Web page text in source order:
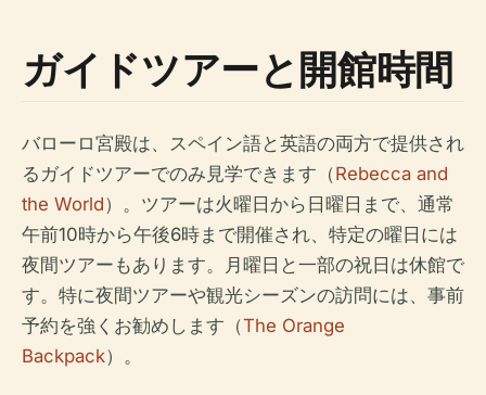
ガイドツアーと開館時間
バローロ宮殿は、スペイン語と英語の両方で提供され
るガイドツアーでのみ見学できます（Rebecca and
the World）。ツアーは火曜日から日曜日まで、通常
午前10時から午後6時まで開催され、特定の曜日には
夜間ツアーもあります。月曜日と一部の祝日は休館で
す。特に夜間ツアーや観光シーズンの訪問には、事前
予約を強くお勧めします（The Orange
Backpack）。